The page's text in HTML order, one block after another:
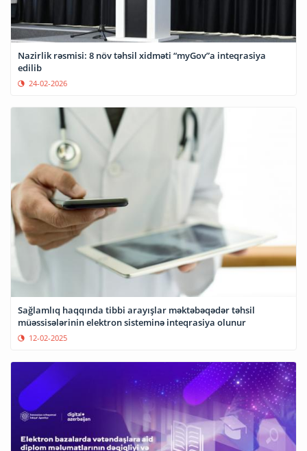
Nazirlik rəsmisi: 8 növ təhsil xidməti “myGov”a inteqrasiya
edilib
24-02-2026
Sağlamlıq haqqında tibbi arayışlar məktəbəqədər təhsil
müəssisələrinin elektron sisteminə inteqrasiya olunur
12-02-2025